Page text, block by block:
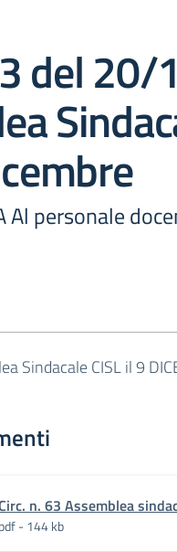
del
Al personale
Sindacale CISL il 9
n. 63 Assemblea
- 144 kb